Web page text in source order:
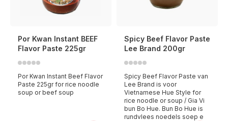
Por Kwan Instant BEEF
Flavor Paste 225gr
Por Kwan Instant Beef Flavor
Paste 225gr for rice noodle
soup or beef soup
Spicy Beef Flavor Paste
Lee Brand 200gr
Spicy Beef Flavor Paste van
Lee Brand is voor
Vietnamese Hue Style for
rice noodle or soup / Gia Vi
bun Bo Hue. Bun Bo Hue is
rundvlees noedels soep e